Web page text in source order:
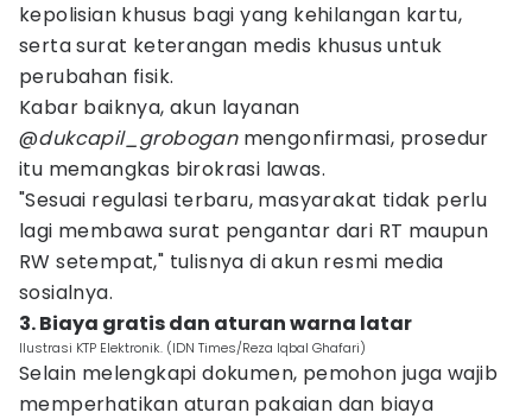
kepolisian khusus bagi yang kehilangan kartu,
serta surat keterangan medis khusus untuk
perubahan fisik.
Kabar baiknya, akun layanan
@dukcapil_groboganmengonfirmasi, prosedur
itu memangkas birokrasi lawas.
"Sesuai regulasi terbaru, masyarakat tidak perlu
lagi membawa surat pengantar dari RT maupun
RW setempat," tulisnya di akun resmi media
sosialnya.
3. Biaya gratis dan aturan warna latar
Ilustrasi KTP Elektronik. (IDN Times/Reza Iqbal Ghafari)
Selain melengkapi dokumen, pemohon juga wajib
memperhatikan aturan pakaian dan biaya